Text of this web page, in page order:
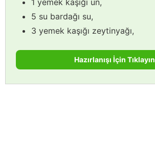
1 yemek kaşığı un,
5 su bardağı su,
3 yemek kaşığı zeytinyağı,
Hazırlanışı İçin Tıklayın